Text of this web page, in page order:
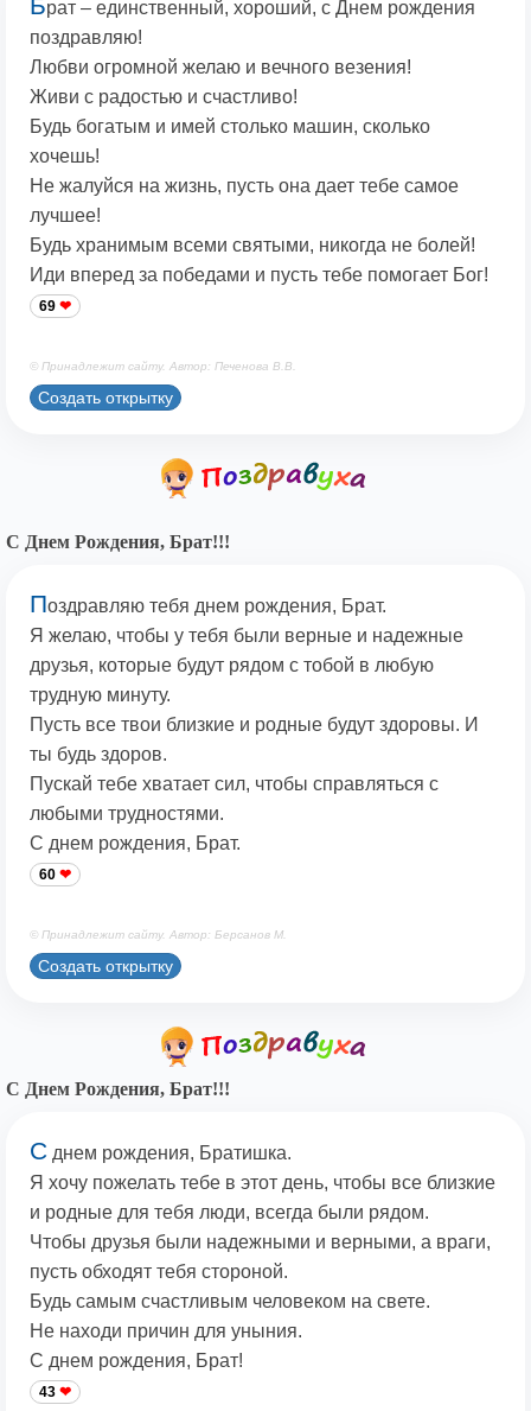
рат – единственный, хороший, с Днем рождения
поздравляю!
Любви огромной желаю и вечного везения!
Живи с радостью и счастливо!
Будь богатым и имей столько машин, сколько
хочешь!
Не жалуйся на жизнь, пусть она дает тебе самое
лучшее!
Будь хранимым всеми святыми, никогда не болей!
Иди вперед за победами и пусть тебе помогает Бог!
69
© Принадлежит сайту. Автор: Печенова В.В.
Создать открытку
С Днем Рождения, Брат!!!
Поздравляю тебя днем рождения, Брат.
Я желаю, чтобы у тебя были верные и надежные
друзья, которые будут рядом с тобой в любую
трудную минуту.
Пусть все твои близкие и родные будут здоровы. И
ты будь здоров.
Пускай тебе хватает сил, чтобы справляться с
любыми трудностями.
С днем рождения, Брат.
60
© Принадлежит сайту. Автор: Берсанов М.
Создать открытку
С Днем Рождения, Брат!!!
С днем рождения, Братишка.
Я хочу пожелать тебе в этот день, чтобы все близкие
и родные для тебя люди, всегда были рядом.
Чтобы друзья были надежными и верными, а враги,
пусть обходят тебя стороной.
Будь самым счастливым человеком на свете.
Не находи причин для уныния.
С днем рождения, Брат!
43